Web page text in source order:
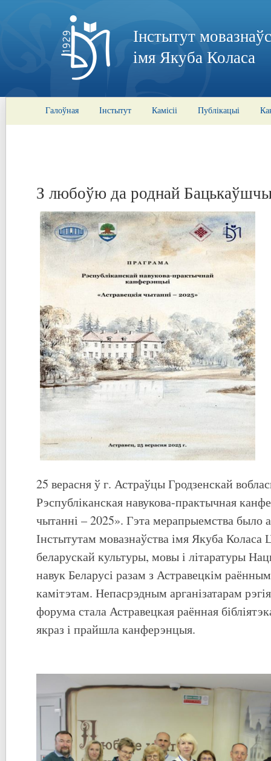
Інстытут
імя Якуба Коласа
Галоўная Інстытут Камісіі Публікацыі
З любоўю да роднай
25 верасня ў г. Астраўцы Гродзенскай
Рэспубліканская навукова-практычная
чытанні – 2025». Гэта мерапрыемства было
Інстытутам мовазнаўства імя Якуба Коласа
беларускай культуры, мовы і літаратуры
навук Беларусі разам з Астравецкім
камітэтам. Непасрэдным арганізатарам
форума стала Астравецкая раённая
якраз і прайшла канферэнцыя.